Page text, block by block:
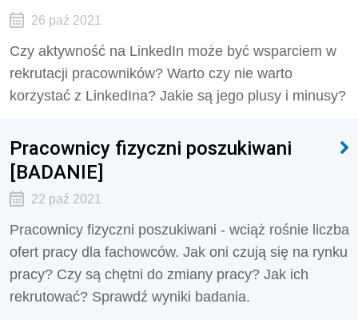
26 paź 2021
Czy aktywność na LinkedIn może być wsparciem w
rekrutacji pracowników? Warto czy nie warto
korzystać z LinkedIna? Jakie są jego plusy i minusy?
Pracownicy fizyczni poszukiwani
[BADANIE]
22 paź 2021
Pracownicy fizyczni poszukiwani - wciąż rośnie liczba
ofert pracy dla fachowców. Jak oni czują się na rynku
pracy? Czy są chętni do zmiany pracy? Jak ich
rekrutować? Sprawdź wyniki badania.